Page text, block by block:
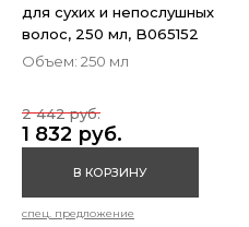
для сухих и непослушных
волос, 250 мл, B065152
Объем: 250 мл
1 832 руб.
2 442 руб.
В КОРЗИНУ
спец. предложение